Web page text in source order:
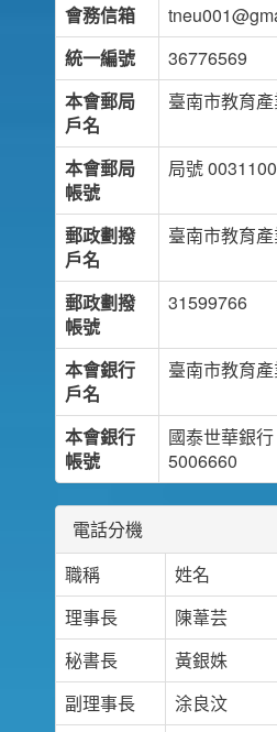
會務信箱
統一編號
36776569
本會郵局
戶名
臺南市教育
本會郵局
帳號
局號
郵政劃撥
戶名
臺南市教育
郵政劃撥
帳號
31599766
本會銀行
戶名
臺南市教育
本會銀行
帳號
國泰世華銀
5006660
電話分機
職稱
姓名
理事長
陳葦芸
秘書長
黃銀姝
副理事長
涂良汶